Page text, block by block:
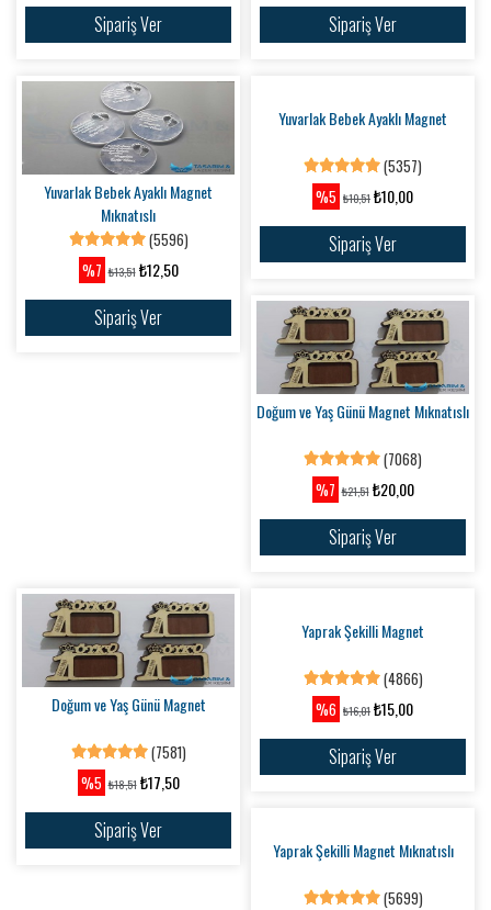
Sipariş Ver Sipariş Ver
Yuvarlak Bebek Ayaklı Magnet
Mıknatıslı
(5596)
%7 ₺13,51₺12,50
Sipariş Ver
Yuvarlak Bebek Ayaklı Magnet
(5357)
₺10,00
Sipariş Ver
Sipariş Ver
Doğum ve Yaş Günü Magnet
(7581)
₺17,50
Yaprak Şekilli Magnet
(4866)
₺15,00
Yaprak Şekilli Magnet Mıknatıslı
(5699)
₺17,50